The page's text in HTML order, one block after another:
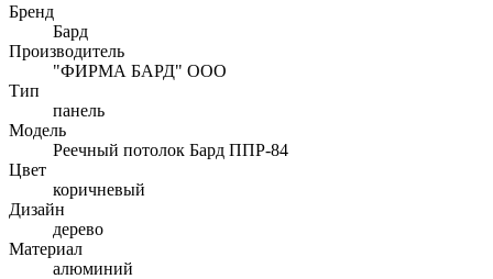
Бренд
Бард
Производитель
"ФИРМА БАРД" ООО
Тип
панель
Модель
Реечный потолок Бард ППР-84
Цвет
коричневый
Дизайн
дерево
Материал
алюминий